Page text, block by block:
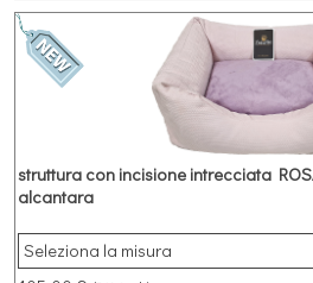
struttura con incisione intrecciata
alcantara
Cuccia rettangolare in microfibra
intrecciata e cuscino LILLA effetto